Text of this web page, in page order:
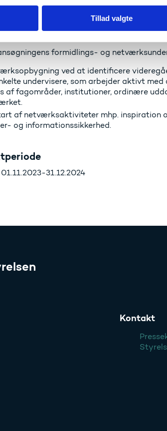
Tillad valgte
og institutioner ved udveksling af
at der mangler et overblik over
erfaringer.
formidlings- og
ved at identificere
undervisere, som arbejder aktivt
af fagområder, institutioner, ordinære
af netværksaktiviteter mhp. inspiration
og informationssikkerhed.
31.12.2024
Kontakt